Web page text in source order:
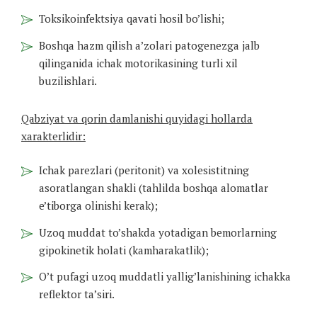
Toksikoinfektsiya qavati hosil bo’lishi;
Boshqa hazm qilish a’zolari patogenezga jalb
qilinganida ichak motorikasining turli xil
buzilishlari.
Qabziyat va qorin damlanishi quyidagi hollarda
xarakterlidir:
Ichak parezlari (peritonit) va xolesistitning
asoratlangan shakli (tahlilda boshqa alomatlar
e’tiborga olinishi kerak);
Uzoq muddat to’shakda yotadigan bemorlarning
gipokinetik holati (kamharakatlik);
O’t pufagi uzoq muddatli yallig’lanishining ichakka
reflektor ta’siri.